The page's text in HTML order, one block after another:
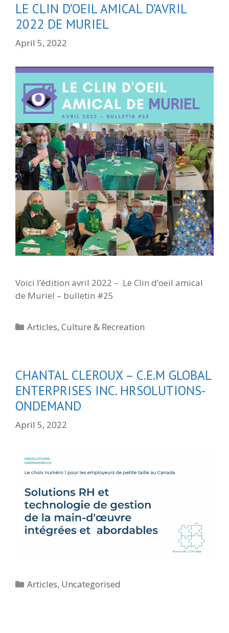
LE CLIN D’OEIL AMICAL D’AVRIL
2022 DE MURIEL
April 5, 2022
Voici l’édition avril 2022 – Le Clin d’oeil amical
de Muriel – bulletin #25
Categories
Articles,Culture & Recreation
CHANTAL CLEROUX – C.E.M GLOBAL
ENTERPRISES INC. HRSOLUTIONS-
ONDEMAND
April 5, 2022
Categories
Articles, Uncategorised